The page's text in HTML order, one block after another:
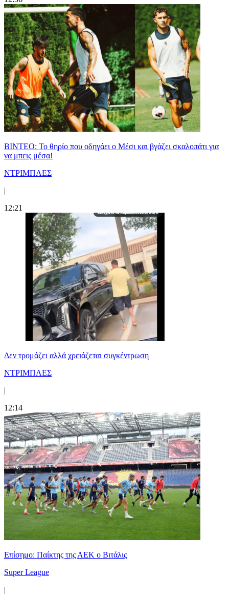
ΒΙΝΤΕΟ: Το θηρίο που οδηγάει ο Μέσι και βγάζει σκαλοπάτι για
να μπεις μέσα!
ΝΤΡΙΜΠΛΕΣ
|
12:21
Δεν τρομάζει αλλά χρειάζεται συγκέντρωση
ΝΤΡΙΜΠΛΕΣ
|
12:14
Επίσημο: Παίκτης της ΑΕΚ ο Βιτάλις
Super League
|